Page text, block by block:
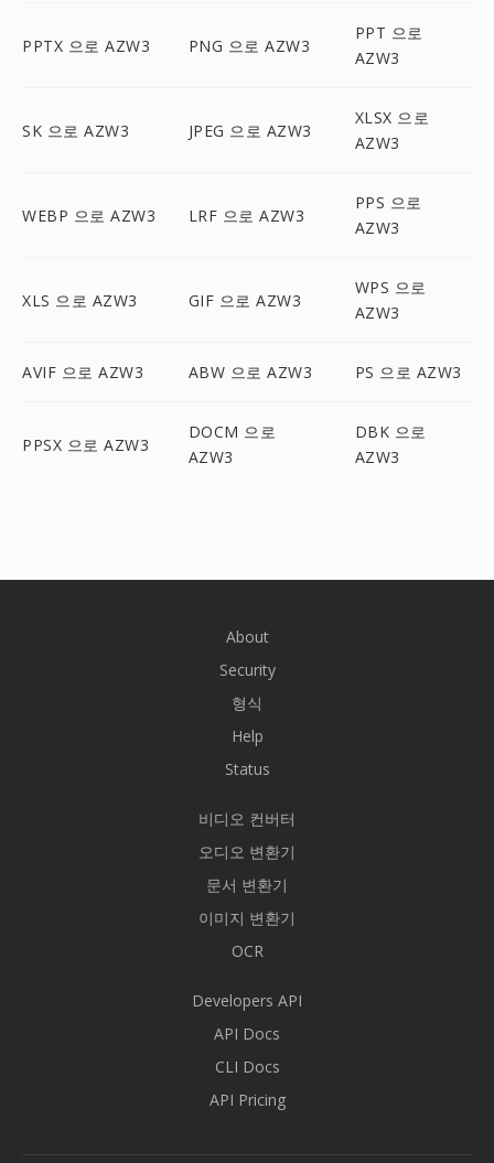
PPTX 으로 AZW3 PNG 으로 AZW3
PPT 으로
AZW3
SK 으로 AZW3 JPEG 으로 AZW3
XLSX 으로
AZW3
WEBP 으로 AZW3 LRF 으로 AZW3
PPS 으로
AZW3
XLS 으로 AZW3 GIF 으로 AZW3
WPS 으로
AZW3
AVIF 으로 AZW3 ABW 으로 AZW3 PS 으로 AZW3
PPSX 으로 AZW3
DOCM 으로
AZW3
DBK 으로
AZW3
About
Security
형식
Help
Status
비디오 컨버터
오디오 변환기
문서 변환기
이미지 변환기
OCR
Developers API
API Docs
CLI Docs
API Pricing